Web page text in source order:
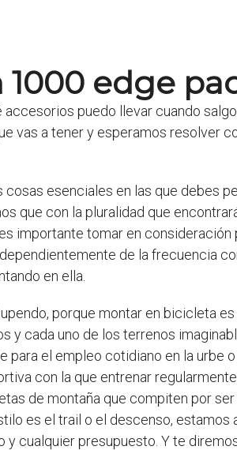
1000 edge
puedo llevar cuando
vas a tener y esperamos resolver
esenciales en las que debes
que con la pluralidad que
importante tomar en consideración
de la frecuencia
en ella.
porque montar en bicicleta
cada uno de los terrenos
el empleo cotidiano en la urbe
con la que entrenar
de montaña que compiten por
es el trail o el descenso,
cualquier presupuesto. Y te